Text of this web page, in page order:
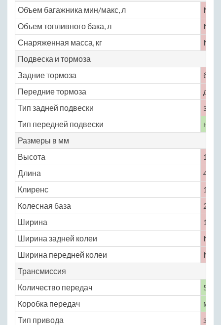
Объем багажника мин/макс, л
No
Объем топливного бака, л
No
Снаряженная масса, кг
No
Подвеска и тормоза
Задние тормоза
Передние тормоза
Тип задней подвески
Тип передней подвески
Размеры в мм
Высота
1650
Длина
4500
Клиренс
160
Колесная база
2800
Ширина
1800
Ширина задней колеи
No
Ширина передней колеи
No
Трансмиссия
Количество передач
5
Коробка передач
Тип привода